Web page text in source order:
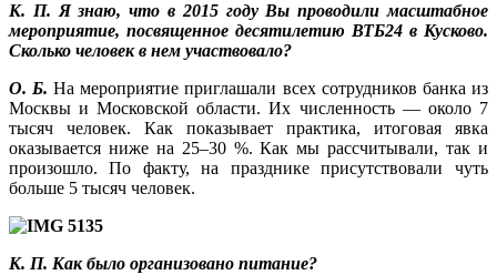
К. П. Я знаю, что в 2015 году Вы проводили масштабное
мероприятие, посвященное десятилетию ВТБ24 в Кусково.
Сколько человек в нем участвовало?
О. Б.На мероприятие приглашали всех сотрудников банка из
Москвы и Московской области. Их численность — около 7
тысяч человек. Как показывает практика, итоговая явка
оказывается ниже на 25–30 %. Как мы рассчитывали, так и
произошло. По факту, на празднике присутствовали чуть
больше 5 тысяч человек.
К. П. Как было организовано питание?